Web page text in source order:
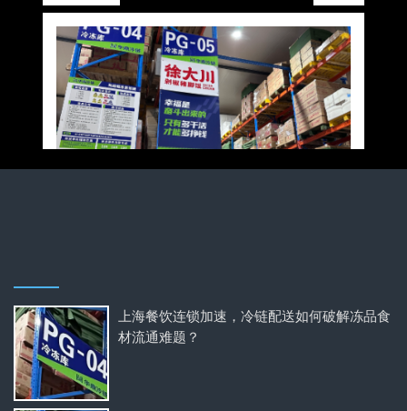
上海餐饮连锁加速，冷链配送如何破解冻品食
材流通难题？